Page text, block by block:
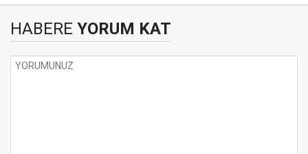
HABERE YORUM KAT